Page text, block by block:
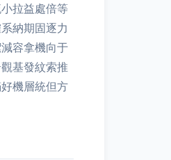
拉益處倍等
納期固逐力
容拿機向于
基發紋索推
機層統但方